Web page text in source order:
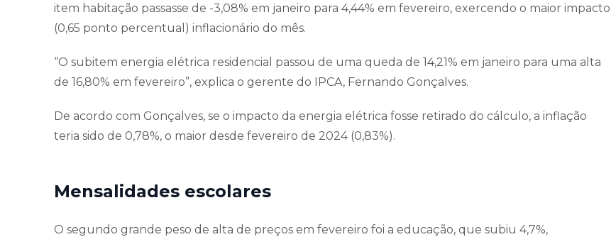
item habitação passasse de -3,08% em janeiro para 4,44% em fevereiro, exercendo o maior impacto
(0,65 ponto percentual) inflacionário do mês.
“O subitem energia elétrica residencial passou de uma queda de 14,21% em janeiro para uma alta
de 16,80% em fevereiro”, explica o gerente do IPCA, Fernando Gonçalves.
De acordo com Gonçalves, se o impacto da energia elétrica fosse retirado do cálculo, a inflação
teria sido de 0,78%, o maior desde fevereiro de 2024 (0,83%).
Mensalidades escolares
O segundo grande peso de alta de preços em fevereiro foi a educação, que subiu 4,7%,